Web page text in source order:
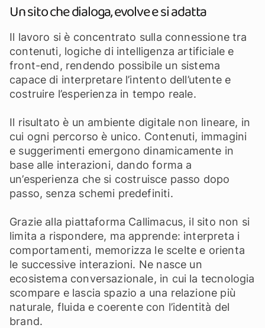
Un sito che dialoga, evolve e si adatta
Il lavoro si è concentrato sulla connessione tra
contenuti, logiche di intelligenza artificiale e
front-end, rendendo possibile un sistema
capace di interpretare l’intento dell’utente e
costruire l’esperienza in tempo reale.
Il risultato è un ambiente digitale non lineare, in
cui ogni percorso è unico. Contenuti, immagini
e suggerimenti emergono dinamicamente in
base alle interazioni, dando forma a
un’esperienza che si costruisce passo dopo
passo, senza schemi predefiniti.
Grazie alla piattaforma Callimacus, il sito non si
limita a rispondere, ma apprende: interpreta i
comportamenti, memorizza le scelte e orienta
le successive interazioni. Ne nasce un
ecosistema conversazionale, in cui la tecnologia
scompare e lascia spazio a una relazione più
naturale, fluida e coerente con l’identità del
brand.